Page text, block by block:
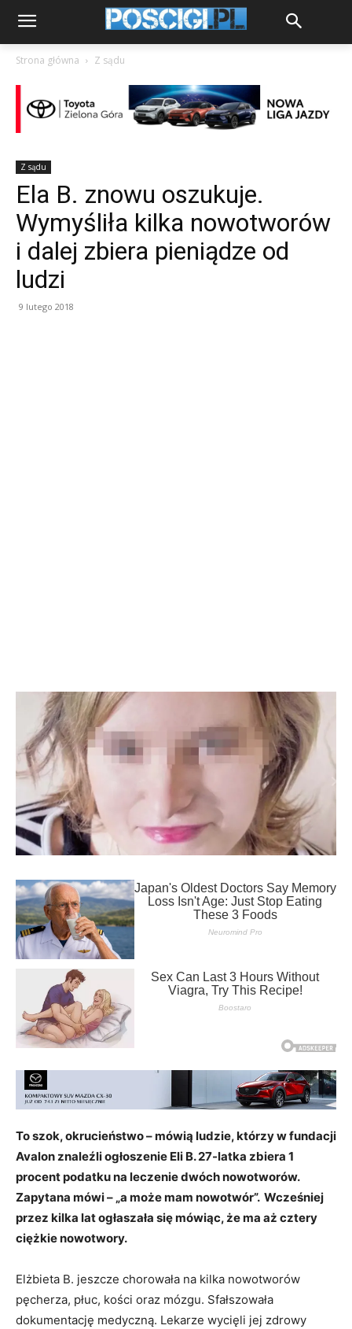
Strona główna Z sądu
Z sądu
Ela B. znowu oszukuje.
Wymyśliła kilka nowotworów
i dalej zbiera pieniądze od
ludzi
9 lutego 2018
To szok, okrucieństwo – mówią ludzie, którzy w fundacji
Avalon znaleźli ogłoszenie Eli B. 27-latka zbiera 1
procent podatku na leczenie dwóch nowotworów.
Zapytana mówi – „a może mam nowotwór”. Wcześniej
przez kilka lat ogłaszała się mówiąc, że ma aż cztery
ciężkie nowotwory.
Elżbieta B. jeszcze chorowała na kilka nowotworów
pęcherza, płuc, kości oraz mózgu. Sfałszowała
dokumentację medyczną. Lekarze wycięli jej zdrowy